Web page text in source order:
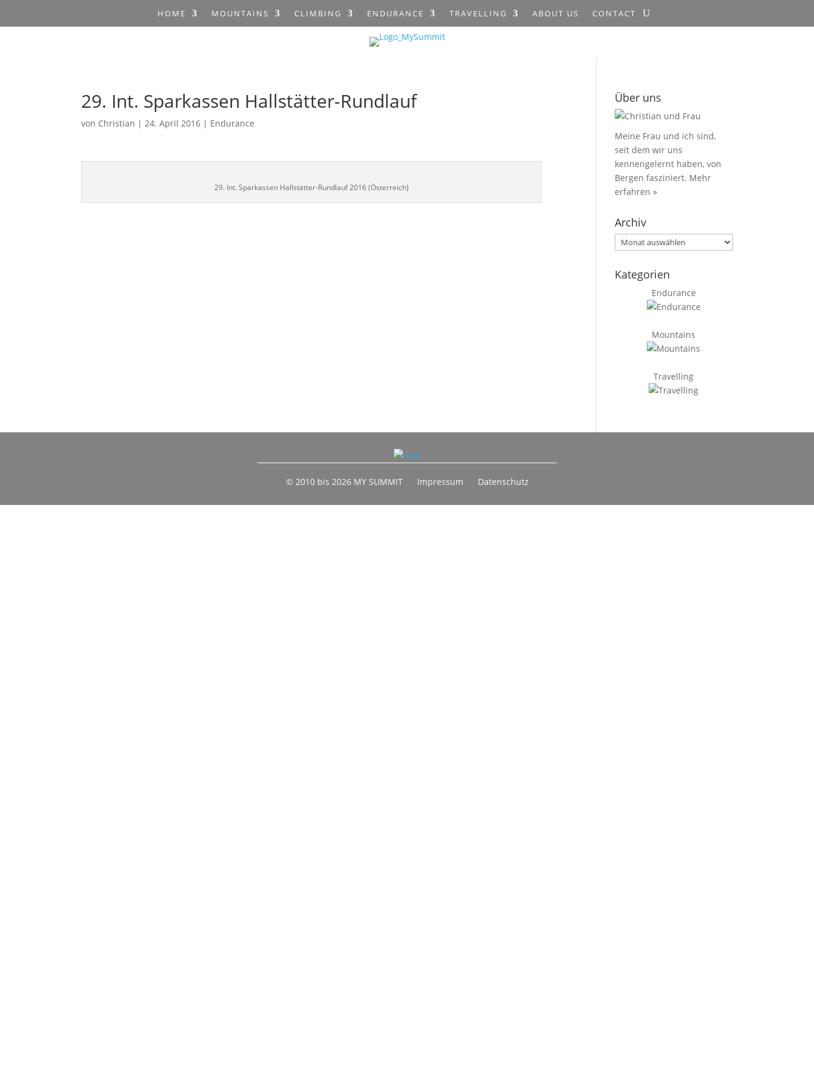
HOME MOUNTAINS CLIMBING ENDURANCE TRAVELLING ABOUT US CONTACT
29. Int. Sparkassen Hallstätter-Rundlauf
von Christian |24. April 2016 | Endurance
29. Int. Sparkassen Hallstätter-Rundlauf 2016 (Österreich)
Über uns
Meine Frau und ich sind,
seit dem wir uns
kennengelernt haben, von
Bergen fasziniert. Mehr
erfahren »
Archiv
Archiv
Kategorien
Endurance
Mountains
Travelling
© 2010 bis 2026 MY SUMMIT Impressum Datenschutz